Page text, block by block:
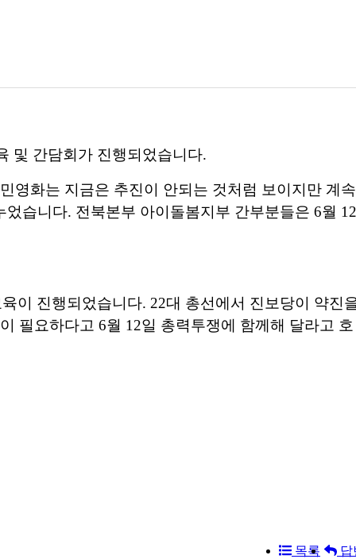
및 간담회가 진행되었습니다.
영화는 지금은 추진이 안되는 것처럼 보이지만 계속
습니다. 전북본부 아이돌봄지부 간부분들은 6월 12
이 진행되었습니다. 22대 총선에서 진보당이 약진
필요하다고 6월 12일 총력투쟁에 함께해 달라고 호
목록 답